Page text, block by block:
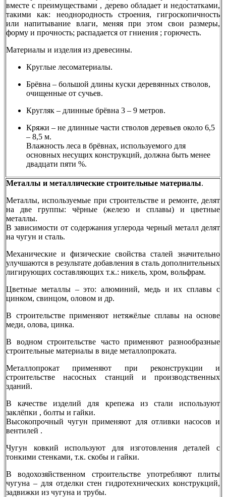
вместе с преимуществами , дерево обладает и недостатками,
такими как: неоднородность строения, гигроскопичность
или напитывание влаги, меняя при этом свои размеры,
форму и прочность; распадается от гниения ; горючесть.
Материалы и изделия из древесины.
Круглые лесоматериалы.
Брёвна – большой длины куски деревянных стволов,
очищенные от сучьев.
Кругляк – длинные брёвна 3 – 9 метров.
Кряжи – не длинные части cтволов деревьев около 6,5
– 8,5 м.
Влажность леса в брёвнах, используемого для
основных несущих конструкций, должна быть менее
двадцати пяти %.
Металлы и металлические строительные материалы.
Металлы, используемые при строительстве и ремонте, делят
на две группы: чёрные (железо и сплавы) и цветные
металлы.
В зависимости от содержания углерода черный металл делят
на чугун и сталь.
Механические и физические свойства сталей значительно
улучшаются в результате добавления в сталь дополнительных
лигирующих составляющих т.к.: никель, хром, вольфрам.
Цветные металлы – это: алюминий, медь и их сплавы с
цинком, свинцом, оловом и др.
В строительстве применяют нетяжёлые сплавы на основе
меди, олова, цинка.
В водном строительстве часто применяют разнообразные
строительные материалы в виде металлопроката.
Металлопрокат применяют при реконструкции и
строительстве насосных станций и производственных
зданий.
В качестве изделий для крепежа из стали используют
заклёпки , болты и гайки.
Высокопрочный чугун применяют для отливки насосов и
вентилей .
Чугун ковкий используют для изготовления деталей с
тонкими стенками, т.к. скобы и гайки.
В водохозяйственном строительстве употребляют плиты
чугуна – для отделки стен гидротехнических конструкций,
задвижки из чугуна и трубы.